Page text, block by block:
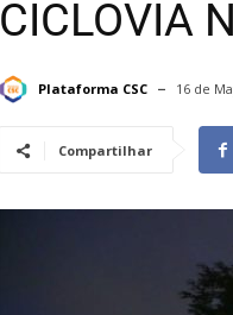
CICLOVIA
Plataforma CSC 16 de
Compartilhar